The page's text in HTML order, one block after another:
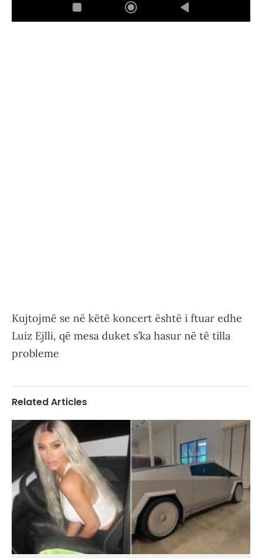
Kujtojmë se në këtë koncert është i ftuar edhe
Luiz Ejlli, që mesa duket s’ka hasur në të tilla
probleme
Related Articles